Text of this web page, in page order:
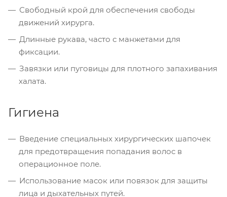
Свободный крой для обеспечения свободы
движений хирурга.
Длинные рукава, часто с манжетами для
фиксации.
Завязки или пуговицы для плотного запахивания
халата.
Гигиена
Введение специальных хирургических шапочек
для предотвращения попадания волос в
операционное поле.
Использование масок или повязок для защиты
лица и дыхательных путей.